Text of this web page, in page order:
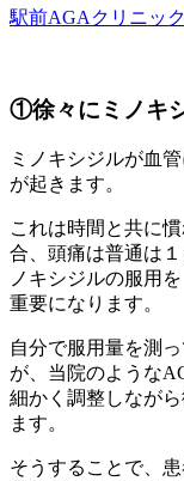
駅前AGAクリニッ
①徐々にミノキ
ミノキシジルが血
が起きます。
これは時間と共に
合、頭痛は普通は
ノキシジルの服用を
重要になります。
自分で服用量を測
が、当院のような
細かく調整しなが
ます。
そうすることで、